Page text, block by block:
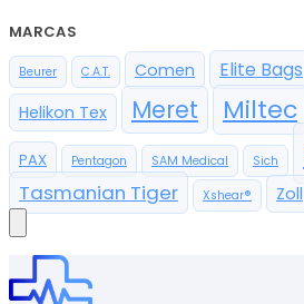
MARCAS
Beurer C.A.T. Comen Elite Bags
Helikon Tex Meret Miltec
PAX Pentagon SAM Medical Sich
Tasmanian Tiger Xshear® Zoll